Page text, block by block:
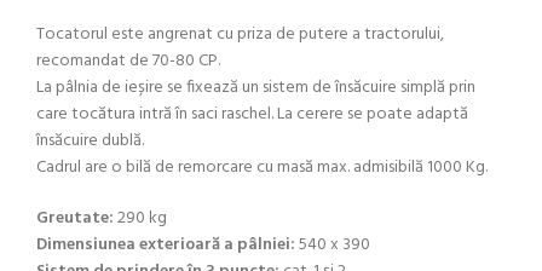
Tocatorul este angrenat cu priza de putere a tractorului,
recomandat de 70-80 CP.
La pâlnia de ieșire se fixează un sistem de însăcuire simplă prin
care tocătura intră în saci raschel. La cerere se poate adaptă
însăcuire dublă.
Cadrul are o bilă de remorcare cu masă max. admisibilă 1000 Kg.
Greutate:290 kg
Dimensiunea exterioară a pâlniei:540 x 390